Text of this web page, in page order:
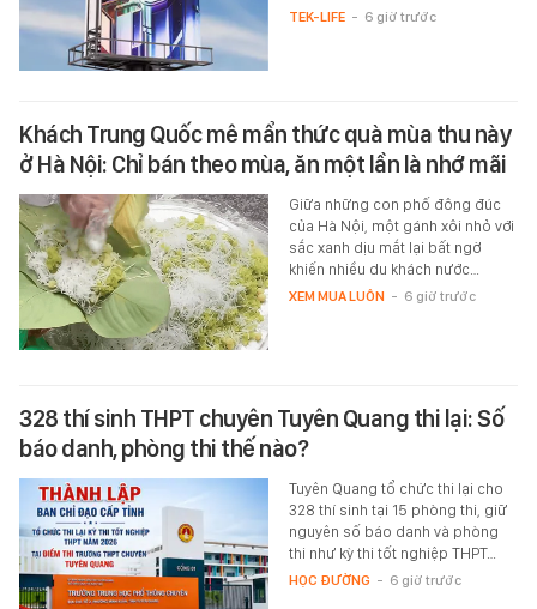
TEK-LIFE - 6 giờ trước
Khách Trung Quốc mê mẩn thức quà mùa thu này
ở Hà Nội: Chỉ bán theo mùa, ăn một lần là nhớ mãi
Giữa những con phố đông đúc
của Hà Nội, một gánh xôi nhỏ với
sắc xanh dịu mắt lại bất ngờ
khiến nhiều du khách nước…
XEM MUA LUÔN - 6 giờ trước
328 thí sinh THPT chuyên Tuyên Quang thi lại: Số
báo danh, phòng thi thế nào?
Tuyên Quang tổ chức thi lại cho
328 thí sinh tại 15 phòng thi, giữ
nguyên số báo danh và phòng
thi như kỳ thi tốt nghiệp THPT…
HỌC ĐƯỜNG - 6 giờ trước